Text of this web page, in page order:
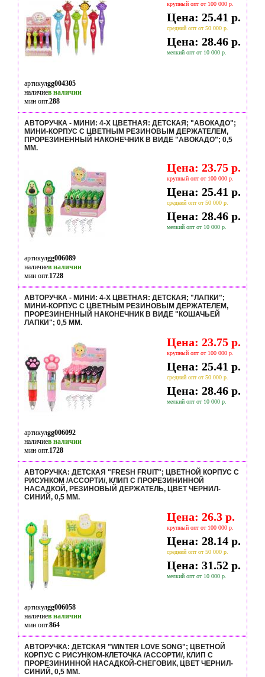
крупный опт от 100 000 р.
Цена: 25.41 р.
средний опт от 50 000 р.
Цена: 28.46 р.
мелкий опт от 10 000 р.
артикулgg004305
наличиев наличии
мин опт.288
АВТОРУЧКА - МИНИ: 4-Х ЦВЕТНАЯ: ДЕТСКАЯ; "АВОКАДО";
МИНИ-КОРПУС С ЦВЕТНЫМ РЕЗИНОВЫМ ДЕРЖАТЕЛЕМ,
ПРОРЕЗИНЕННЫЙ НАКОНЕЧНИК В ВИДЕ "АВОКАДО"; 0,5
MM.
Цена: 23.75 р.
крупный опт от 100 000 р.
Цена: 25.41 р.
средний опт от 50 000 р.
Цена: 28.46 р.
мелкий опт от 10 000 р.
артикулgg006089
наличиев наличии
мин опт.1728
АВТОРУЧКА - МИНИ: 4-Х ЦВЕТНАЯ: ДЕТСКАЯ; "ЛАПКИ";
МИНИ-КОРПУС С ЦВЕТНЫМ РЕЗИНОВЫМ ДЕРЖАТЕЛЕМ,
ПРОРЕЗИНЕННЫЙ НАКОНЕЧНИК В ВИДЕ "КОШАЧЬЕЙ
ЛАПКИ"; 0,5 MM.
Цена: 23.75 р.
крупный опт от 100 000 р.
Цена: 25.41 р.
средний опт от 50 000 р.
Цена: 28.46 р.
мелкий опт от 10 000 р.
артикулgg006092
наличиев наличии
мин опт.1728
АВТОРУЧКА: ДЕТСКАЯ "FRESH FRUIT"; ЦВЕТНОЙ КОРПУС С
РИСУНКОМ /АССОРТИ/, КЛИП С ПРОРЕЗИНИННОЙ
НАСАДКОЙ, РЕЗИНОВЫЙ ДЕРЖАТЕЛЬ, ЦВЕТ ЧЕРНИЛ-
СИНИЙ, 0,5 MM.
Цена: 26.3 р.
крупный опт от 100 000 р.
Цена: 28.14 р.
средний опт от 50 000 р.
Цена: 31.52 р.
мелкий опт от 10 000 р.
артикулgg006058
наличиев наличии
мин опт.864
АВТОРУЧКА: ДЕТСКАЯ "WINTER LOVE SONG"; ЦВЕТНОЙ
КОРПУС С РИСУНКОМ-КЛЕТОЧКА /АССОРТИ/, КЛИП С
ПРОРЕЗИНИННОЙ НАСАДКОЙ-СНЕГОВИК, ЦВЕТ ЧЕРНИЛ-
СИНИЙ, 0,5 MM.